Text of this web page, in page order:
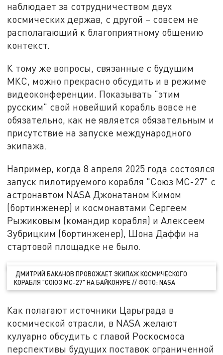
наблюдает за сотрудничеством двух
космических держав, с другой – совсем не
располагающий к благоприятному общению
контекст.
К тому же вопросы, связанные с будущим
МКС, можно прекрасно обсудить и в режиме
видеоконференции. Показывать "этим
русским" свой новейший корабль вовсе не
обязательно, как не является обязательным и
присутствие на запуске международного
экипажа.
Например, когда 8 апреля 2025 года состоялся
запуск пилотируемого корабля "Союз МС-27" с
астронавтом NASA Джонатаном Кимом
(бортинженер) и космонавтами Сергеем
Рыжиковым (командир корабля) и Алексеем
Зубрицким (бортинженер), Шона Даффи на
стартовой площадке не было.
ДМИТРИЙ БАКАНОВ ПРОВОЖАЕТ ЭКИПАЖ КОСМИЧЕСКОГО
КОРАБЛЯ "СОЮЗ МС-27" НА БАЙКОНУРЕ // ФОТО: NASA
Как полагают источники Царьграда в
космической отрасли, в NASA желают
кулуарно обсудить с главой Роскосмоса
перспективы будущих поставок ограниченной